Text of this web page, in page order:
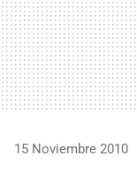
15 Noviembre 2010